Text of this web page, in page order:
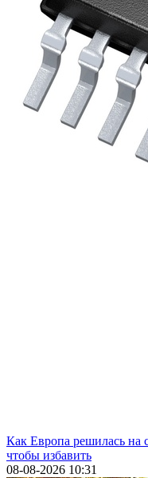
Как Европа решилась на
чтобы избавить
08-08-2026 10:31